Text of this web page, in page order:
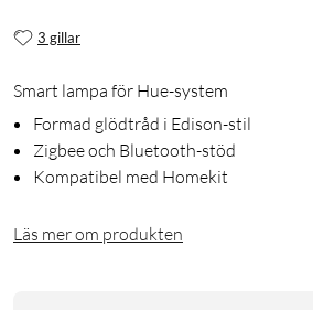
3 gillar
Smart lampa för Hue-system
Formad glödtråd i Edison-stil
Zigbee och Bluetooth-stöd
Kompatibel med Homekit
Läs mer om produkten